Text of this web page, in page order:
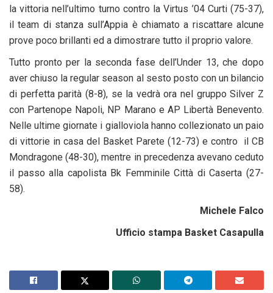
la vittoria nell’ultimo turno contro la Virtus ’04 Curti (75-37),
il team di stanza sull’Appia è chiamato a riscattare alcune
prove poco brillanti ed a dimostrare tutto il proprio valore.
Tutto pronto per la seconda fase dell’Under 13, che dopo
aver chiuso la regular season al sesto posto con un bilancio
di perfetta parità (8-8), se la vedrà ora nel gruppo Silver Z
con Partenope Napoli, NP Marano e AP Libertà Benevento.
Nelle ultime giornate i gialloviola hanno collezionato un paio
di vittorie in casa del Basket Parete (12-73) e contro il CB
Mondragone (48-30), mentre in precedenza avevano ceduto
il passo alla capolista Bk Femminile Città di Caserta (27-
58).
Michele Falco
Ufficio stampa Basket Casapulla